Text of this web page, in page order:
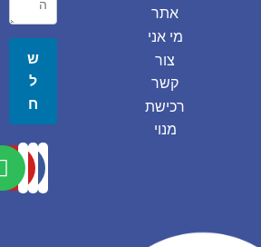
אתר
מי אני
צור
קשר
רכישת
מנוי
ש
ל
ח